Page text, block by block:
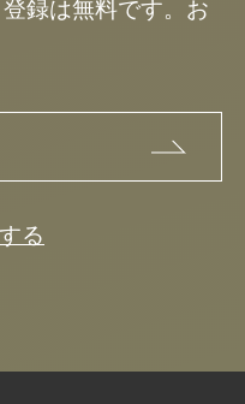
録は無料です。お
る